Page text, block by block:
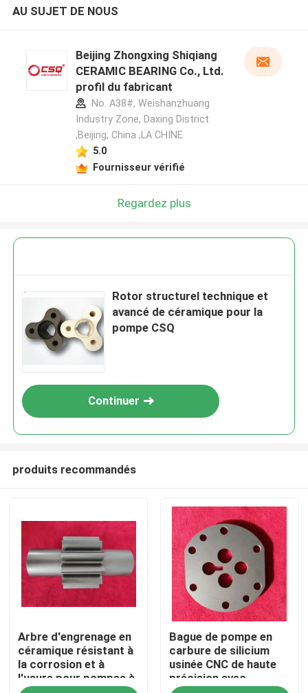
Produits
Exposition de VR
AU SUJET DE NOUS
Beijing Zhongxing Shiqiang
CERAMIC BEARING Co., Ltd.
profil du fabricant
No. A38#, Weishanzhuang
Industry Zone, Daxing District
,Beijing, China ,LA CHINE
5.0
Fournisseur vérifié
Regardez plus
Rotor structurel technique et
avancé de céramique pour la
pompe CSQ
Continuer
produits recommandés
Arbre d'engrenage en
céramique résistant à
la corrosion et à
l'usure pour pompes à
Bague de pompe en
carbure de silicium
usinée CNC de haute
précision avec